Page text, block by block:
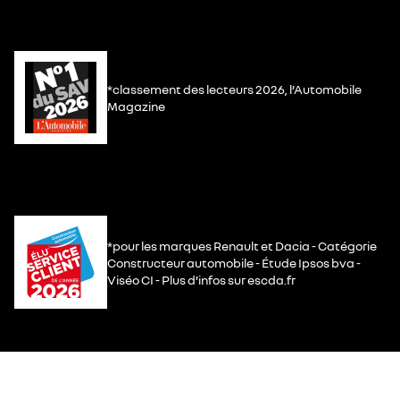
*classement des lecteurs 2026, l’Automobile
Magazine
*pour les marques Renault et Dacia - Catégorie
Constructeur automobile - Étude Ipsos bva -
Viséo CI - Plus d’infos sur escda.fr